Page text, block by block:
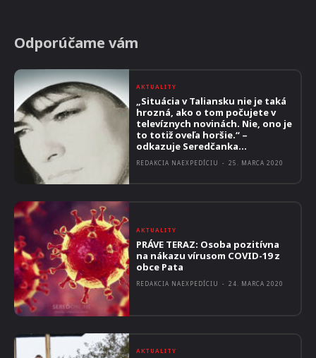
Odporúčame vám
AKTUALITY
„Situácia v Taliansku nie je taká
hrozná, ako o tom počujete v
televíznych novinách. Nie, ono je
to totiž oveľa horšie.“ –
odkazuje Seredčanka...
REDAKCIA NAEXPEDÍCIU - 25. MARCA 2020
AKTUALITY
PRÁVE TERAZ: Osoba pozitívna
na nákazu vírusom COVID-19 z
obce Pata
REDAKCIA NAEXPEDÍCIU - 24. MARCA 2020
AKTUALITY